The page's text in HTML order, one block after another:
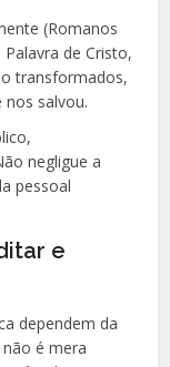
(Romanos
de Cristo,
transformados,
salvou.
negligue a
pessoal
e
dependem da
é mera